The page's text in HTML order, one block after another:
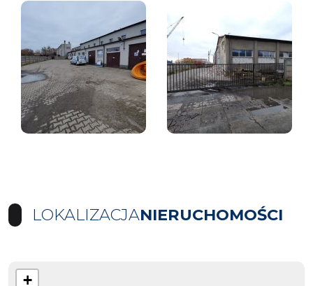
LOKALIZACJANIERUCHOMOŚCI
+